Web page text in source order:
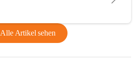
Alle Artikel sehen